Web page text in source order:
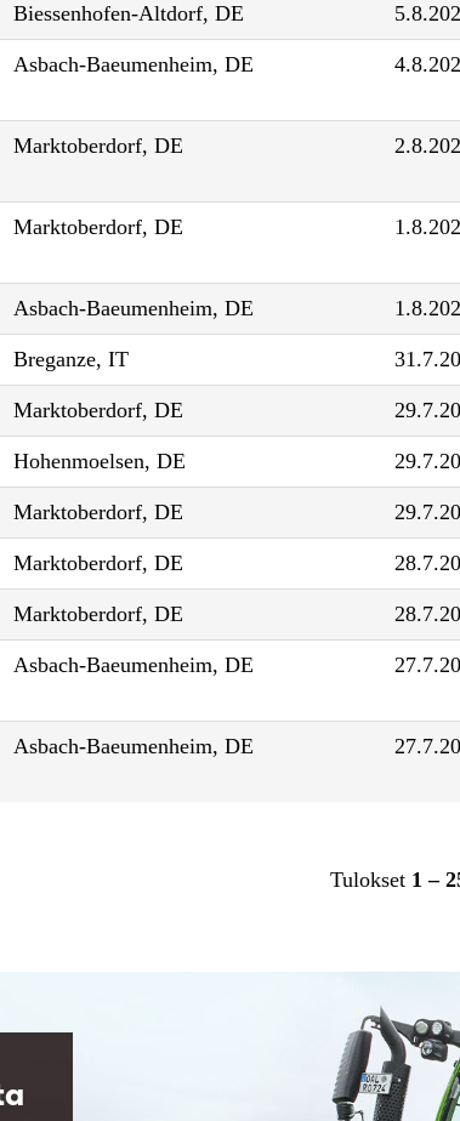
Biessenhofen-Altdorf, DE
Asbach-Baeumenheim, DE
Marktoberdorf, DE
Marktoberdorf, DE
Asbach-Baeumenheim, DE
Breganze, IT
Marktoberdorf, DE
Hohenmoelsen, DE
Marktoberdorf, DE
Marktoberdorf, DE
Marktoberdorf, DE
Asbach-Baeumenheim, DE
Asbach-Baeumenheim, DE
Tulokset 1 –